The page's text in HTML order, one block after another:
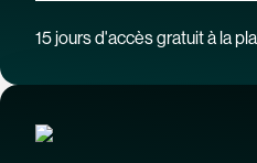
15 jours d'accès gratuit à la